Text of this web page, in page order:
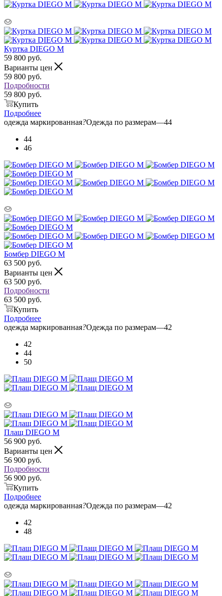
Куртка DIEGO M
59 800 руб.
Варианты цен
59 800 руб.
Подробности
59 800 руб.
Купить
Подробнее
одежда маркированная?Одежда по размерам—44
44
46
Бомбер DIEGO M
63 500 руб.
Варианты цен
63 500 руб.
Подробности
63 500 руб.
Купить
Подробнее
одежда маркированная?Одежда по размерам—42
42
44
50
Плащ DIEGO M
56 900 руб.
Варианты цен
56 900 руб.
Подробности
56 900 руб.
Купить
Подробнее
одежда маркированная?Одежда по размерам—42
42
48